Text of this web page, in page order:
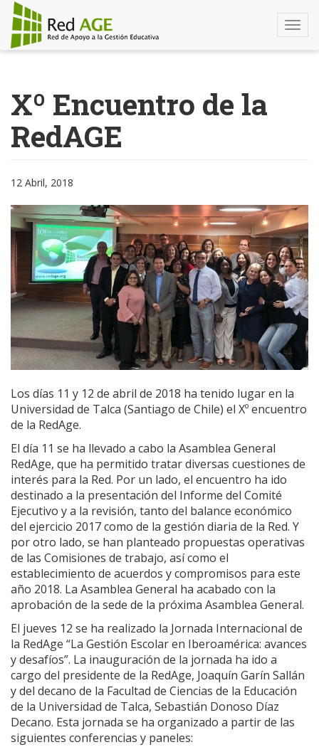
contenido
principal
Xº Encuentro de la
RedAGE
12 Abril, 2018
Los días 11 y 12 de abril de 2018 ha tenido lugar en la
Universidad de Talca (Santiago de Chile) el Xº encuentro
de la RedAge.
El día 11 se ha llevado a cabo la Asamblea General
RedAge, que ha permitido tratar diversas cuestiones de
interés para la Red. Por un lado, el encuentro ha ido
destinado a la presentación del Informe del Comité
Ejecutivo y a la revisión, tanto del balance económico
del ejercicio 2017 como de la gestión diaria de la Red. Y
por otro lado, se han planteado propuestas operativas
de las Comisiones de trabajo, así como el
establecimiento de acuerdos y compromisos para este
año 2018. La Asamblea General ha acabado con la
aprobación de la sede de la próxima Asamblea General.
El jueves 12 se ha realizado la Jornada Internacional de
la RedAge “La Gestión Escolar en Iberoamérica: avances
y desafíos”. La inauguración de la jornada ha ido a
cargo del presidente de la RedAge, Joaquín Garín Sallán
y del decano de la Facultad de Ciencias de la Educación
de la Universidad de Talca, Sebastián Donoso Díaz
Decano. Esta jornada se ha organizado a partir de las
siguientes conferencias y paneles: